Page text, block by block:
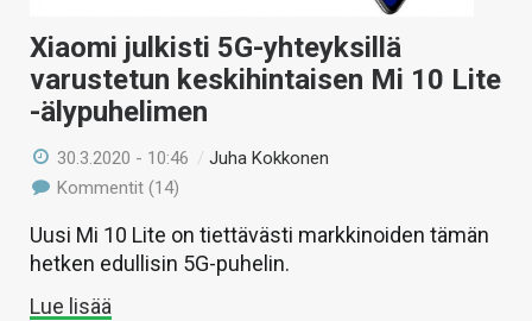
Xiaomi julkisti 5G-yhteyksillä
varustetun keskihintaisen Mi 10 Lite
-älypuhelimen
30.3.2020 - 10:46 /Juha Kokkonen
Kommentit (14)
Uusi Mi 10 Lite on tiettävästi markkinoiden tämän
hetken edullisin 5G-puhelin.
Lue lisää